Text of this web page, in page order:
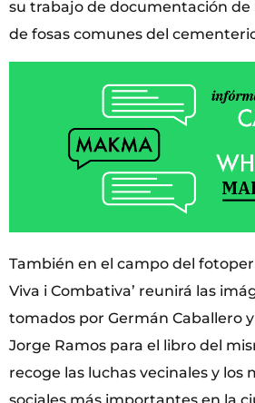
su trabajo de documentación de
de fosas comunes del
También en el campo del
Viva i Combativa’ reunirá las
tomados por Germán Caballero
Jorge Ramos para el libro del
recoge las luchas vecinales y los
sociales más importantes en la